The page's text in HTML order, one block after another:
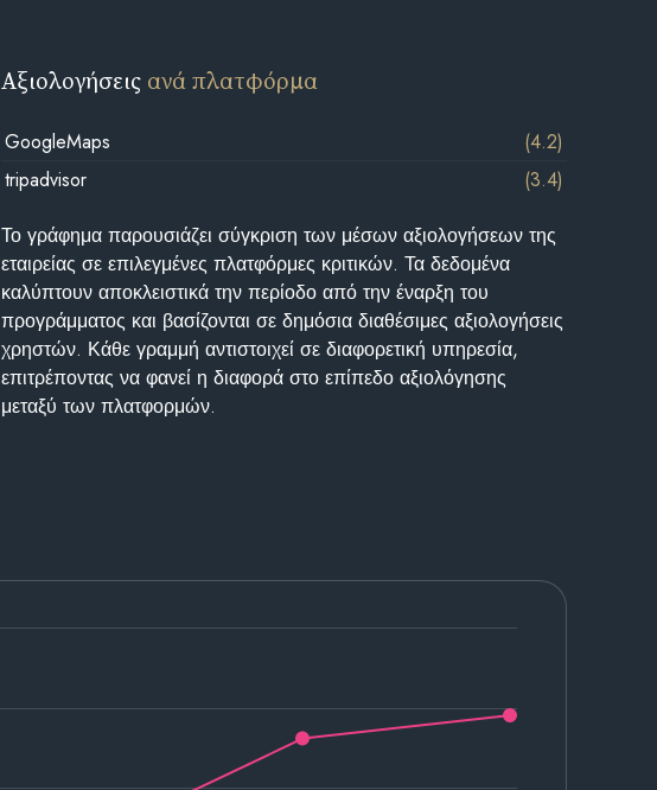
Αξιολογήσεις ανά πλατφόρμα
GoogleMaps
(4.2)
tripadvisor
(3.4)
Το γράφημα παρουσιάζει σύγκριση των μέσων αξιολογήσεων της
εταιρείας σε επιλεγμένες πλατφόρμες κριτικών. Τα δεδομένα
καλύπτουν αποκλειστικά την περίοδο από την έναρξη του
προγράμματος και βασίζονται σε δημόσια διαθέσιμες αξιολογήσεις
χρηστών. Κάθε γραμμή αντιστοιχεί σε διαφορετική υπηρεσία,
επιτρέποντας να φανεί η διαφορά στο επίπεδο αξιολόγησης
μεταξύ των πλατφορμών.